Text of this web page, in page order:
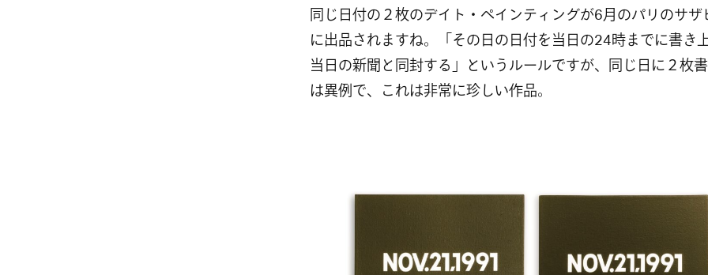
同じ日付の２枚のデイト・ペインティングが6月のパリのサ
に出品されますね。「その日の日付を当日の24時までに書き
当日の新聞と同封する」というルールですが、同じ日に２枚
は異例で、これは非常に珍しい作品。